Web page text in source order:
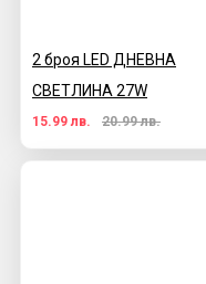
2 броя LED ДНЕВНА
СВЕТЛИНА 27W
15.99 лв. 20.99 лв.